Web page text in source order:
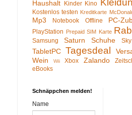
Haushalt Kinder Kino
Kostenlos testen Kreditkarte
Mp3 Notebook Offline PC-
PlayStation Prepaid SIM Karte
Samsung Saturn Schuhe Sky
TabletPC Tagesdeal
Wein
Wii Xbox Zalando
eBooks
Schnäppchen melden!
Name